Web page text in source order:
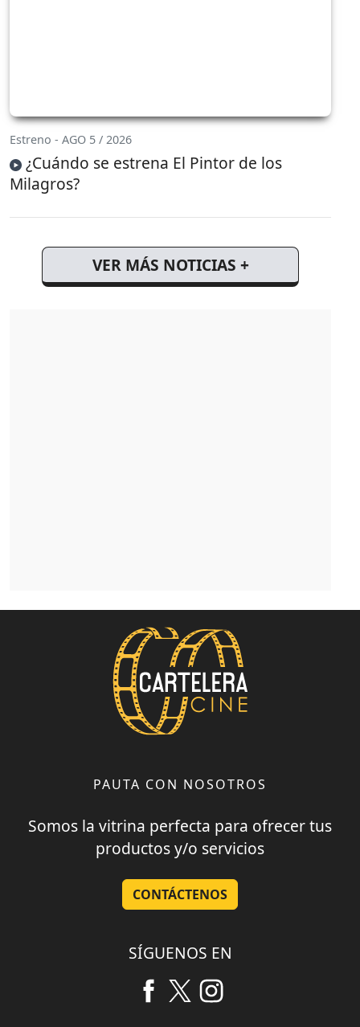
Estreno - AGO 5 / 2026
¿Cuándo se estrena El Pintor de los
Milagros?
VER MÁS NOTICIAS +
PAUTA CON NOSOTROS
Somos la vitrina perfecta para ofrecer tus
productos y/o servicios
CONTÁCTENOS
SÍGUENOS EN